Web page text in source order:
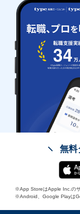
無料
※App StoreはApple Inc.のサ
※Android、Google Playは